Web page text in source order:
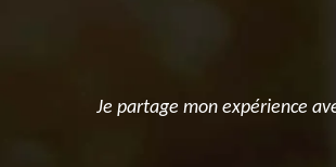
Je partage mon expérience